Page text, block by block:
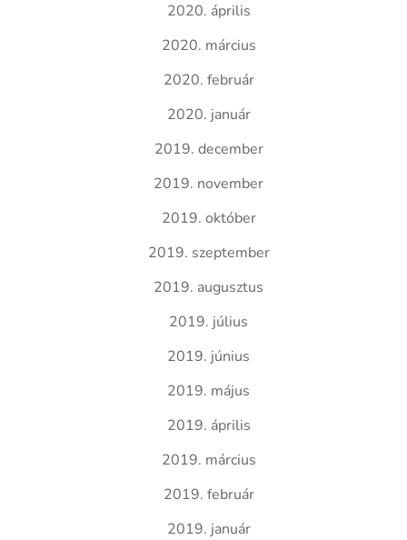
2020. április
2020. március
2020. február
2020. január
2019. december
2019. november
2019. október
2019. szeptember
2019. augusztus
2019. július
2019. június
2019. május
2019. április
2019. március
2019. február
2019. január